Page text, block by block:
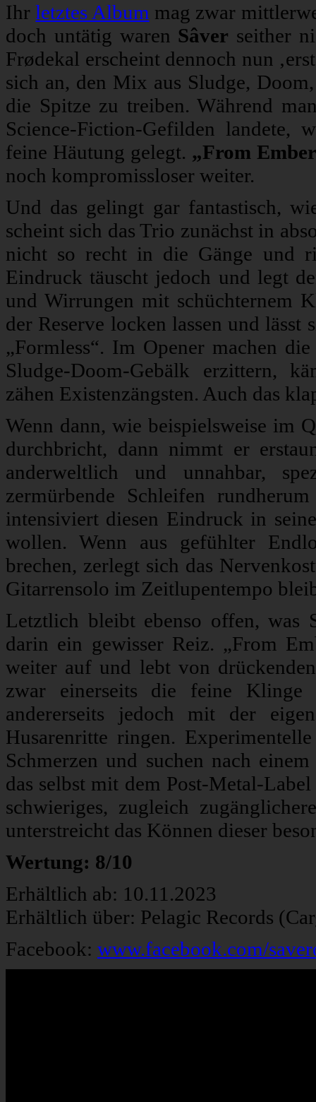
Ihrletztes Album mag zwar
doch untätig waren Sâver seither
Frødekal erscheint dennoch nun
sich an, den Mix aus Sludge,
die Spitze zu treiben. Während
Science-Fiction-Gefilden landete,
feine Häutung gelegt. „From
noch kompromissloser weiter.
Und das gelingt gar fantastisch,
scheint sich das Trio zunächst in
nicht so recht in die Gänge und
Eindruck täuscht jedoch und legt
und Wirrungen mit schüchternem
der Reserve locken lassen und
„Formless“. Im Opener machen
Sludge-Doom-Gebälk erzittern,
zähen Existenzängsten. Auch das
Wenn dann, wie beispielsweise im
durchbricht, dann nimmt er
anderweltlich und unnahbar,
zermürbende Schleifen
intensiviert diesen Eindruck in
wollen. Wenn aus gefühlter
brechen, zerlegt sich das
Gitarrensolo im Zeitlupentempo
Letztlich bleibt ebenso offen, was
darin ein gewisser Reiz. „From
weiter auf und lebt von
zwar einerseits die feine Klinge
andererseits jedoch mit der
Husarenritte ringen.
Schmerzen und suchen nach
das selbst mit dem Post-Metal-
schwieriges, zugleich
unterstreicht das Können dieser
Wertung: 8/10
Erhältlich ab: 10.11.2023
Erhältlich über: Pelagic Records
Facebook: www.facebook.com/